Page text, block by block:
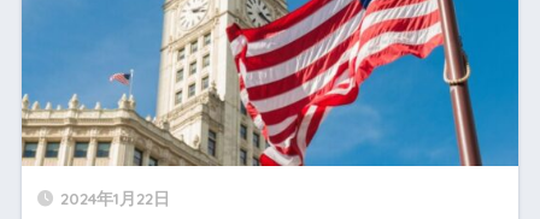
2024年1月22日